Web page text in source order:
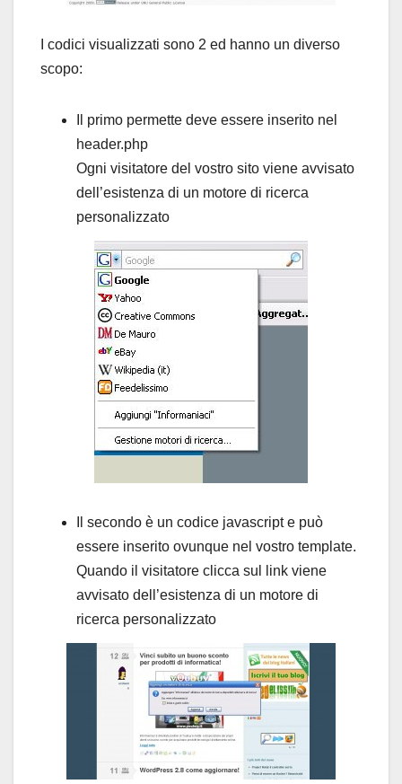
I codici visualizzati sono 2 ed hanno un diverso
scopo:
Il primo permette deve essere inserito nel
header.php
Ogni visitatore del vostro sito viene avvisato
dell’esistenza di un motore di ricerca
personalizzato
Il secondo è un codice javascript e può
essere inserito ovunque nel vostro template.
Quando il visitatore clicca sul link viene
avvisato dell’esistenza di un motore di
ricerca personalizzato